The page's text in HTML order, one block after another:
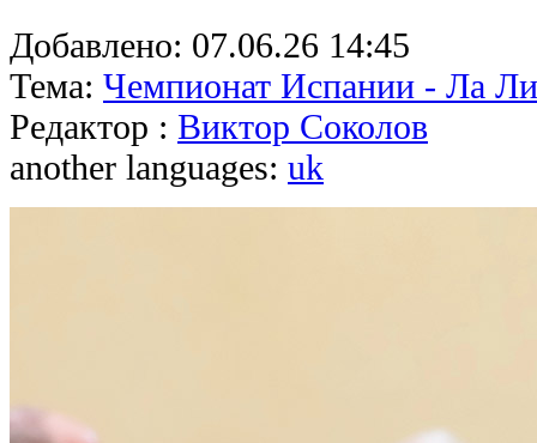
Добавлено: 07.06.26 14:45
Тема: Чемпионат Испании - Ла
Редактор : Виктор Соколов
another languages: uk